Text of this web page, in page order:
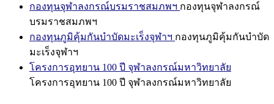
กองทุนจุฬาลงกรณ์บรมราชสมภพฯ กองทุนจุฬาลงกรณ์
บรมราชสมภพฯ
กองทุนภูมิคุ้มกันบำบัดมะเร็งจุฬาฯ กองทุนภูมิคุ้มกันบำบัด
มะเร็งจุฬาฯ
โครงการอุทยาน 100 ปี จุฬาลงกรณ์มหาวิทยาลัย
โครงการอุทยาน 100 ปี จุฬาลงกรณ์มหาวิทยาลัย